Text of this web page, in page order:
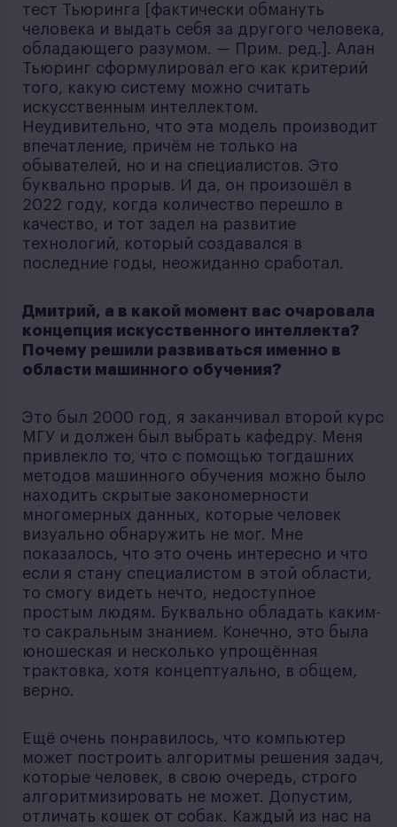
тест Тьюринга [фактически обмануть
человека и выдать себя за другого человека,
обладающего разумом. — Прим. ред.]. Алан
Тьюринг сформулировал его как критерий
того, какую систему можно считать
искусственным интеллектом.
Неудивительно, что эта модель производит
впечатление, причём не только на
обывателей, но и на специалистов. Это
буквально прорыв. И да, он произошёл в
2022 году, когда количество перешло в
качество, и тот задел на развитие
технологий, который создавался в
последние годы, неожиданно сработал.
Дмитрий, а в какой момент вас очаровала
концепция искусственного интеллекта?
Почему решили развиваться именно в
области машинного обучения?
Это был 2000 год, я заканчивал второй курс
МГУ и должен был выбрать кафедру. Меня
привлекло то, что с помощью тогдашних
методов машинного обучения можно было
находить скрытые закономерности
многомерных данных, которые человек
визуально обнаружить не мог. Мне
показалось, что это очень интересно и что
если я стану специалистом в этой области,
то смогу видеть нечто, недоступное
простым людям. Буквально обладать каким-
то сакральным знанием. Конечно, это была
юношеская и несколько упрощённая
трактовка, хотя концептуально, в общем,
верно.
Ещё очень понравилось, что компьютер
может построить алгоритмы решения задач,
которые человек, в свою очередь, строго
алгоритмизировать не может. Допустим,
отличать кошек от собак. Каждый из нас на